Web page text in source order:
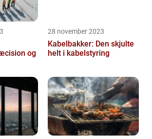
og
28 november 2023
Kabelbakker: Den skjulte
helt i kabelstyring